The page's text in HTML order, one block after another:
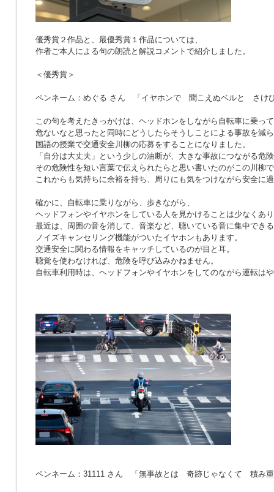
優秀賞２作品と、最優秀賞１作品については、
作者ご本人による句の朗読と解説コメントで紹介しました。
＜優秀賞＞
ペンネーム：めぐる さん 「イヤホンで 聞こえぬベルと さけ
この句を考えたきっかけは、ヘッドホンをしながら自転車に乗っ
危ないなと思ったと同時にどうしたらそうしことによる事故を減
国語の授業で交通安全川柳の応募をすることになりました。
「自分は大丈夫」という少しの油断が、大きな事故につながる危
その危険性を短い言葉で伝えられたらと思い書いたのがこの川柳
これからも気持ちに余裕を持ち、周りにも気をつけながら安全に
確かに、自転車に乗りながら、歩きながら、
ヘッドフォンやイヤホンをしている人を見かけることは少なくあ
最近は、周囲の音を消して、音楽など、聴いている音に集中できる
ノイズキャンセリング機能がついたイヤホンもあります。
交通安全に関わる情報をキャッチしているのが目と耳。
聴覚を使わなければ、危険を呼び込みかねません。
自転車利用時は、ヘッドフォンやイヤホンをしてのながら運転は
ペンネーム：31111 さん 「無事故とは 奇跡じゃなくて 積み